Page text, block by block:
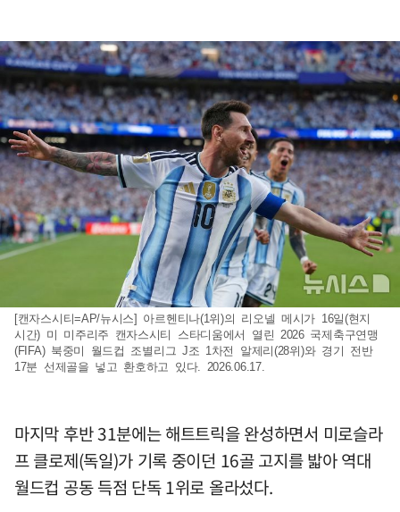
[캔자스시티=AP/뉴시스] 아르헨티나(1위)의 리오넬 메시가 16일(현지
시간) 미 미주리주 캔자스시티 스타디움에서 열린 2026 국제축구연맹
(FIFA) 북중미 월드컵 조별리그 J조 1차전 알제리(28위)와 경기 전반
17분 선제골을 넣고 환호하고 있다. 2026.06.17.
마지막 후반 31분에는 해트트릭을 완성하면서 미로슬라
프 클로제(독일)가 기록 중이던 16골 고지를 밟아 역대
월드컵 공동 득점 단독 1위로 올라섰다.